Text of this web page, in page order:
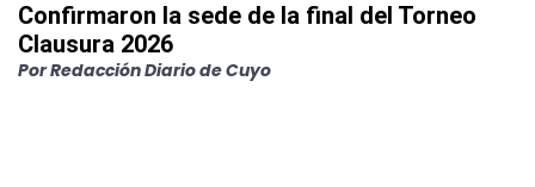
Confirmaron la sede de la final del Torneo
Clausura 2026
PorRedacción Diario de Cuyo